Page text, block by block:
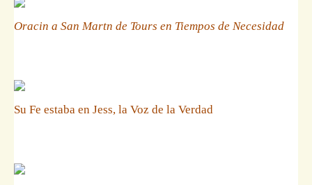
Oracin a San Martn de Tours en Tiempos de Necesidad
Su Fe estaba en Jess, la Voz de la Verdad